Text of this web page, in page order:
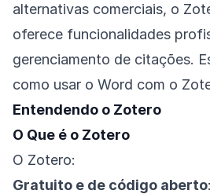
alternativas comerciais, o
oferece funcionalidades
gerenciamento de citações.
como usar o Word com o
Entendendo o Zotero
O Que é o Zotero
O Zotero:
Gratuito e de código aberto